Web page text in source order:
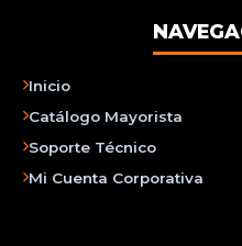
Inicio
Catálogo Mayorista
Soporte Técnico
Mi Cuenta Corporativa